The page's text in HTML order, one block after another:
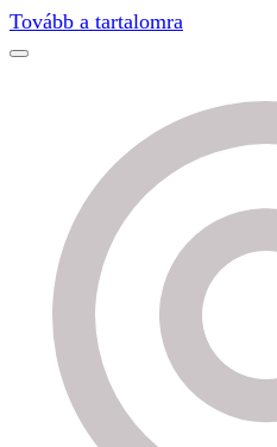
Tovább a tartalomra